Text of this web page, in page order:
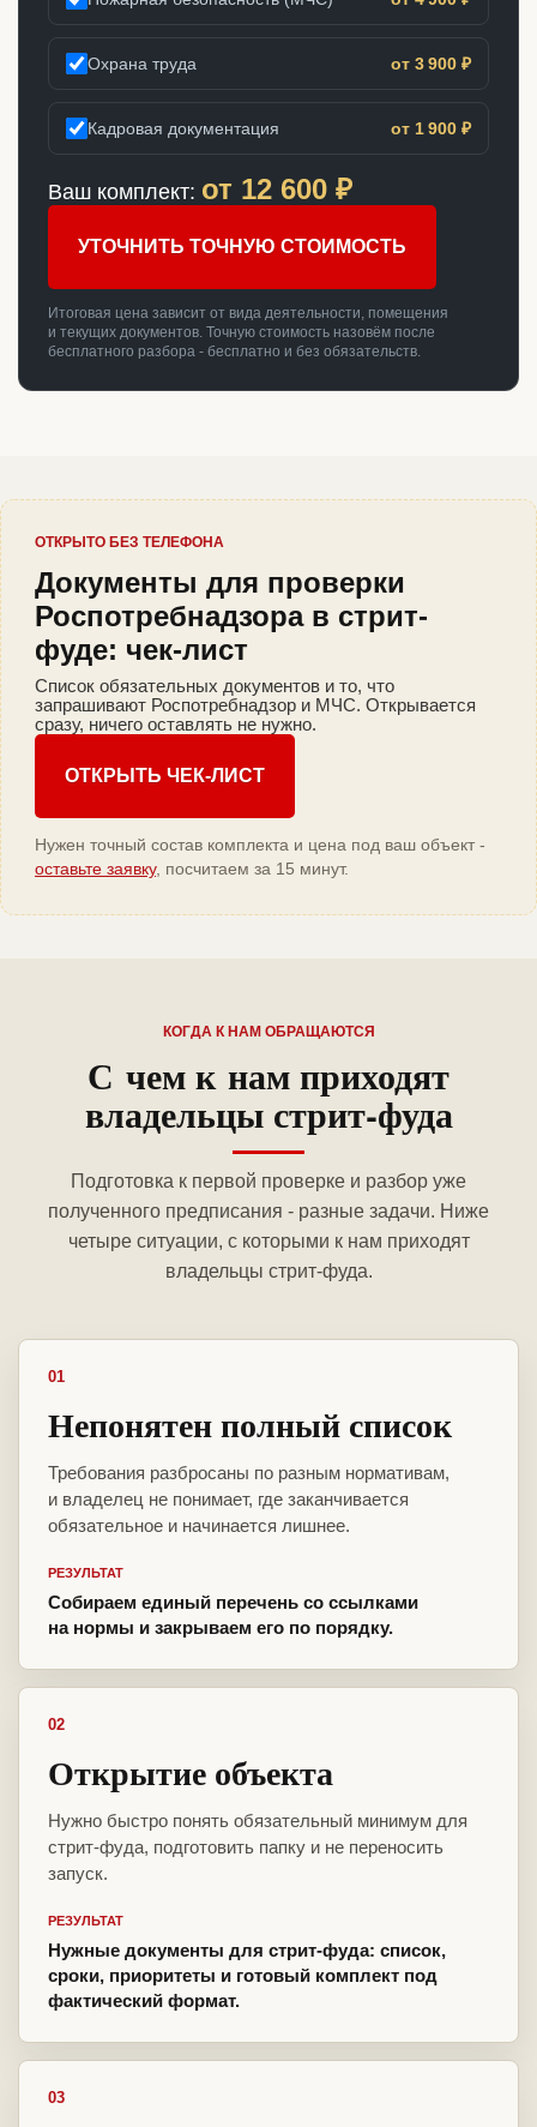
Охрана труда от 3 900 ₽
Кадровая документация от 1 900 ₽
Ваш комплект: от 12 600 ₽
УТОЧНИТЬ ТОЧНУЮ СТОИМОСТЬ
Итоговая цена зависит от вида деятельности, помещения
и текущих документов. Точную стоимость назовём после
бесплатного разбора - бесплатно и без обязательств.
ОТКРЫТО БЕЗ ТЕЛЕФОНА
Документы для проверки
Роспотребнадзора в стрит-
фуде: чек-лист
Список обязательных документов и то, что
запрашивают Роспотребнадзор и МЧС. Открывается
сразу, ничего оставлять не нужно.
ОТКРЫТЬ ЧЕК-ЛИСТ
Нужен точный состав комплекта и цена под ваш объект -
оставьте заявку, посчитаем за 15 минут.
КОГДА К НАМ ОБРАЩАЮТСЯ
С чем к нам приходят
владельцы стрит-фуда
Подготовка к первой проверке и разбор уже
полученного предписания - разные задачи. Ниже
четыре ситуации, с которыми к нам приходят
владельцы стрит-фуда.
01
Непонятен полный список
Требования разбросаны по разным нормативам,
и владелец не понимает, где заканчивается
обязательное и начинается лишнее.
РЕЗУЛЬТАТ
Собираем единый перечень со ссылками
на нормы и закрываем его по порядку.
02
Открытие объекта
Нужно быстро понять обязательный минимум для
стрит-фуда, подготовить папку и не переносить
запуск.
РЕЗУЛЬТАТ
Нужные документы для стрит-фуда: список,
сроки, приоритеты и готовый комплект под
фактический формат.
03